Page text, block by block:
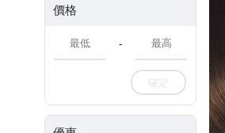
價格
-
確定